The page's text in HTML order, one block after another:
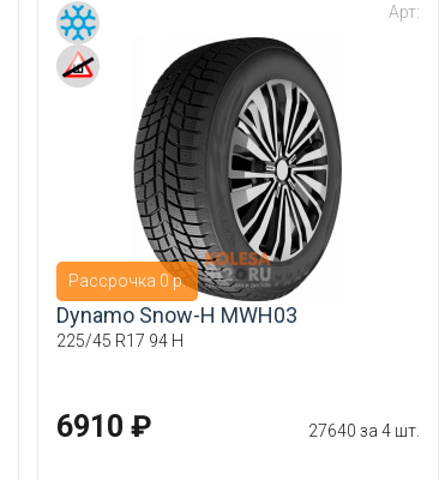
Рассрочка 0 р.
Арт:
Dynamo Snow-H MWH03
225/45 R17 94 H
6910 ₽ 27640 за 4 шт.